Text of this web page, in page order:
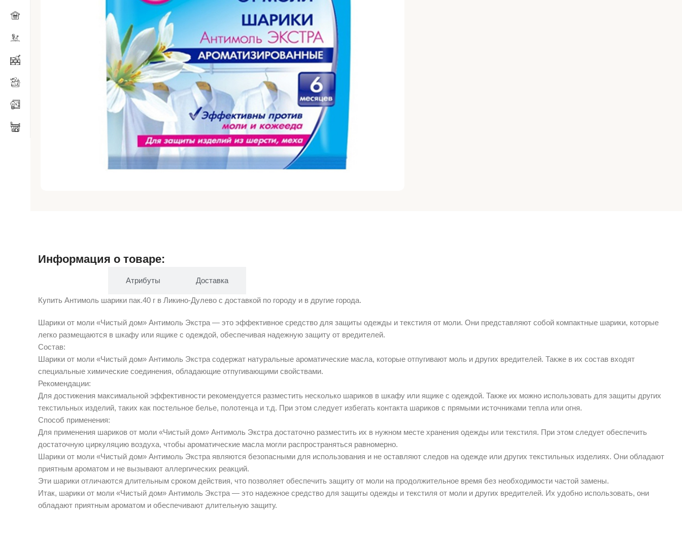
Информация о товаре:
Атрибуты Доставка
Купить Антимоль шарики пак.40 г в Ликино-Дулево с доставкой по городу и в другие города.
Шарики от моли «Чистый дом» Антимоль Экстра — это эффективное средство для защиты одежды и текстиля от моли. Они представляют собой компактные шарики, которые
легко размещаются в шкафу или ящике с одеждой, обеспечивая надежную защиту от вредителей.
Состав:
Шарики от моли «Чистый дом» Антимоль Экстра содержат натуральные ароматические масла, которые отпугивают моль и других вредителей. Также в их состав входят
специальные химические соединения, обладающие отпугивающими свойствами.
Рекомендации:
Для достижения максимальной эффективности рекомендуется разместить несколько шариков в шкафу или ящике с одеждой. Также их можно использовать для защиты других
текстильных изделий, таких как постельное белье, полотенца и т.д. При этом следует избегать контакта шариков с прямыми источниками тепла или огня.
Способ применения:
Для применения шариков от моли «Чистый дом» Антимоль Экстра достаточно разместить их в нужном месте хранения одежды или текстиля. При этом следует обеспечить
достаточную циркуляцию воздуха, чтобы ароматические масла могли распространяться равномерно.
Шарики от моли «Чистый дом» Антимоль Экстра являются безопасными для использования и не оставляют следов на одежде или других текстильных изделиях. Они обладают
приятным ароматом и не вызывают аллергических реакций.
Эти шарики отличаются длительным сроком действия, что позволяет обеспечить защиту от моли на продолжительное время без необходимости частой замены.
Итак, шарики от моли «Чистый дом» Антимоль Экстра — это надежное средство для защиты одежды и текстиля от моли и других вредителей. Их удобно использовать, они
обладают приятным ароматом и обеспечивают длительную защиту.